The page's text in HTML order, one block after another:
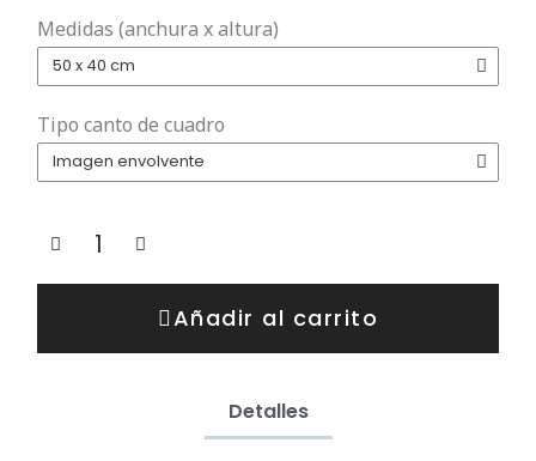
Medidas (anchura x altura)
Tipo canto de cuadro
Añadir al carrito
Detalles